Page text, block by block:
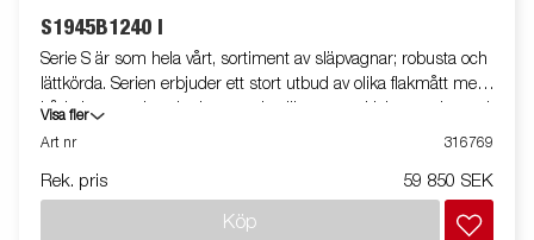
S1945B1240 I
Serie S är som hela vårt, sortiment av släpvagnar; robusta och
lättkörda. Serien erbjuder ett stort utbud av olika flakmått med
både bromsade och obromsade släpvagnar. Helsvetsade med
varmförzinkat chassi, allt för att tåla tuff användning.
släp i serien kan eller har utrustats med tippfunktion. Vagnen
Visa fler
Art nr
316769
Rek. pris 59 850 SEK
Köp